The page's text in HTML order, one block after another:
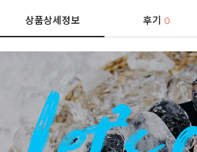
상품상세정보 후기0